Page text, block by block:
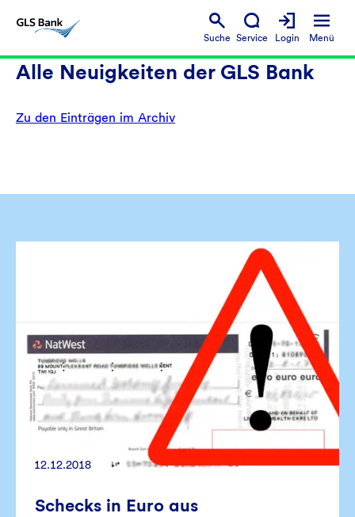
Suche Service Login Menü
Alle Neuigkeiten der GLS Bank
Zu den Einträgen im Archiv
12.12.2018
Schecks in Euro aus